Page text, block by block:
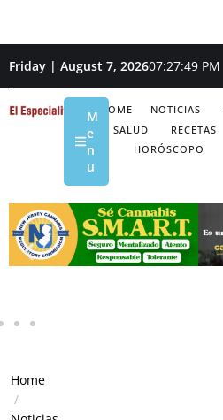
Friday | August 7, 202607:27:50 PM
HOME NOTICIAS
SALUD
RECETAS
HORÓSCOPO
M
e
n
u
Home
/